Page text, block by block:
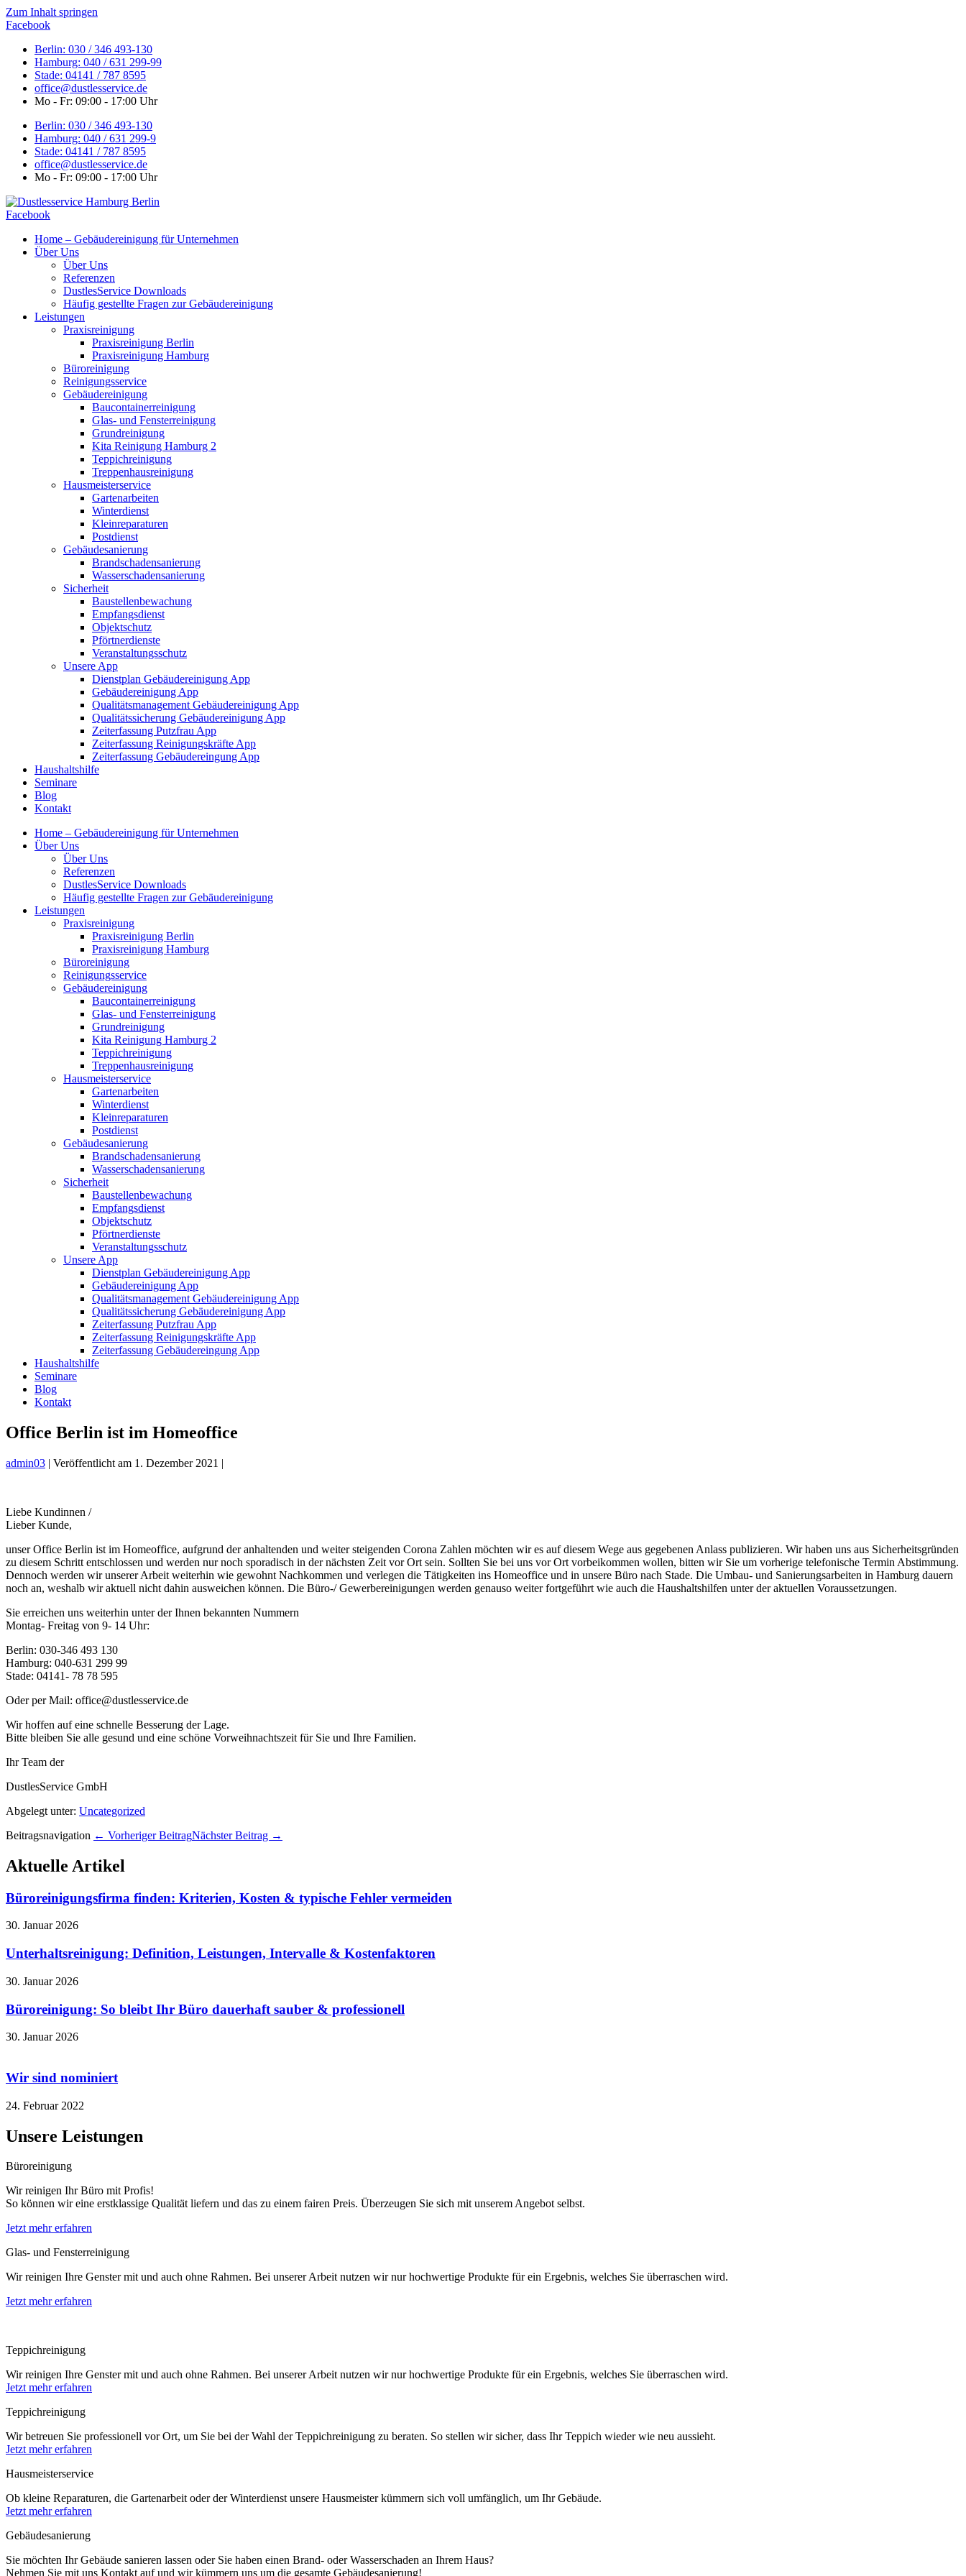
Zum Inhalt springen
Facebook
Berlin: 030 / 346 493-130
Hamburg: 040 / 631 299-99
Stade: 04141 / 787 8595
office@dustlesservice.de
Mo - Fr: 09:00 - 17:00 Uhr
Berlin: 030 / 346 493-130
Hamburg: 040 / 631 299-9
Stade: 04141 / 787 8595
office@dustlesservice.de
Mo - Fr: 09:00 - 17:00 Uhr
Facebook
Home – Gebäudereinigung für Unternehmen
Über Uns
Über Uns
Referenzen
DustlesService Downloads
Häufig gestellte Fragen zur Gebäudereinigung
Leistungen
Praxisreinigung
Praxisreinigung Berlin
Praxisreinigung Hamburg
Büroreinigung
Reinigungsservice
Gebäudereinigung
Baucontainerreinigung
Glas- und Fensterreinigung
Grundreinigung
Kita Reinigung Hamburg 2
Teppichreinigung
Treppenhausreinigung
Hausmeisterservice
Gartenarbeiten
Winterdienst
Kleinreparaturen
Postdienst
Gebäudesanierung
Brandschadensanierung
Wasserschadensanierung
Sicherheit
Baustellenbewachung
Empfangsdienst
Objektschutz
Pförtnerdienste
Veranstaltungsschutz
Unsere App
Dienstplan Gebäudereinigung App
Gebäudereinigung App
Qualitätsmanagement Gebäudereinigung App
Qualitätssicherung Gebäudereinigung App
Zeiterfassung Putzfrau App
Zeiterfassung Reinigungskräfte App
Zeiterfassung Gebäudereingung App
Haushaltshilfe
Seminare
Blog
Kontakt
Home – Gebäudereinigung für Unternehmen
Über Uns
Über Uns
Referenzen
DustlesService Downloads
Häufig gestellte Fragen zur Gebäudereinigung
Leistungen
Praxisreinigung
Praxisreinigung Berlin
Praxisreinigung Hamburg
Büroreinigung
Reinigungsservice
Gebäudereinigung
Baucontainerreinigung
Glas- und Fensterreinigung
Grundreinigung
Kita Reinigung Hamburg 2
Teppichreinigung
Treppenhausreinigung
Hausmeisterservice
Gartenarbeiten
Winterdienst
Kleinreparaturen
Postdienst
Gebäudesanierung
Brandschadensanierung
Wasserschadensanierung
Sicherheit
Baustellenbewachung
Empfangsdienst
Objektschutz
Pförtnerdienste
Veranstaltungsschutz
Unsere App
Dienstplan Gebäudereinigung App
Gebäudereinigung App
Qualitätsmanagement Gebäudereinigung App
Qualitätssicherung Gebäudereinigung App
Zeiterfassung Putzfrau App
Zeiterfassung Reinigungskräfte App
Zeiterfassung Gebäudereingung App
Haushaltshilfe
Seminare
Blog
Kontakt
Office Berlin ist im Homeoffice
admin03 | Veröffentlicht am 1. Dezember 2021 |
Liebe Kundinnen /
Lieber Kunde,
unser Office Berlin ist im Homeoffice, aufgrund der anhaltenden und weiter steigenden Corona Zahlen möchten wir es auf diesem Wege aus gegebenen Anlass publizieren. Wir haben uns aus Sicherheitsgründen
zu diesem Schritt entschlossen und werden nur noch sporadisch in der nächsten Zeit vor Ort sein. Sollten Sie bei uns vor Ort vorbeikommen wollen, bitten wir Sie um vorherige telefonische Termin Abstimmung.
Dennoch werden wir unserer Arbeit weiterhin wie gewohnt Nachkommen und verlegen die Tätigkeiten ins Homeoffice und in unsere Büro nach Stade. Die Umbau- und Sanierungsarbeiten in Hamburg dauern
noch an, weshalb wir aktuell nicht dahin ausweichen können. Die Büro-/ Gewerbereinigungen werden genauso weiter fortgeführt wie auch die Haushaltshilfen unter der aktuellen Voraussetzungen.
Sie erreichen uns weiterhin unter der Ihnen bekannten Nummern
Montag- Freitag von 9- 14 Uhr:
Berlin: 030-346 493 130
Hamburg: 040-631 299 99
Stade: 04141- 78 78 595
Oder per Mail: office@dustlesservice.de
Wir hoffen auf eine schnelle Besserung der Lage.
Bitte bleiben Sie alle gesund und eine schöne Vorweihnachtszeit für Sie und Ihre Familien.
Ihr Team der
DustlesService GmbH
Abgelegt unter: Uncategorized
Beitragsnavigation ← Vorheriger BeitragNächster Beitrag →
Aktuelle Artikel
Büroreinigungsfirma finden: Kriterien, Kosten & typische Fehler vermeiden
30. Januar 2026
Unterhaltsreinigung: Definition, Leistungen, Intervalle & Kostenfaktoren
30. Januar 2026
Büroreinigung: So bleibt Ihr Büro dauerhaft sauber & professionell
30. Januar 2026
Wir sind nominiert
24. Februar 2022
Unsere Leistungen
Büroreinigung
Wir reinigen Ihr Büro mit Profis!
So können wir eine erstklassige Qualität liefern und das zu einem fairen Preis. Überzeugen Sie sich mit unserem Angebot selbst.
Jetzt mehr erfahren
Glas- und Fensterreinigung
Wir reinigen Ihre Genster mit und auch ohne Rahmen. Bei unserer Arbeit nutzen wir nur hochwertige Produkte für ein Ergebnis, welches Sie überraschen wird.
Jetzt mehr erfahren
Teppichreinigung
Wir reinigen Ihre Genster mit und auch ohne Rahmen. Bei unserer Arbeit nutzen wir nur hochwertige Produkte für ein Ergebnis, welches Sie überraschen wird.
Jetzt mehr erfahren
Teppichreinigung
Wir betreuen Sie professionell vor Ort, um Sie bei der Wahl der Teppichreinigung zu beraten. So stellen wir sicher, dass Ihr Teppich wieder wie neu aussieht.
Jetzt mehr erfahren
Hausmeisterservice
Ob kleine Reparaturen, die Gartenarbeit oder der Winterdienst unsere Hausmeister kümmern sich voll umfänglich, um Ihr Gebäude.
Jetzt mehr erfahren
Gebäudesanierung
Sie möchten Ihr Gebäude sanieren lassen oder Sie haben einen Brand- oder Wasserschaden an Ihrem Haus?
Nehmen Sie mit uns Kontakt auf und wir kümmern uns um die gesamte Gebäudesanierung!